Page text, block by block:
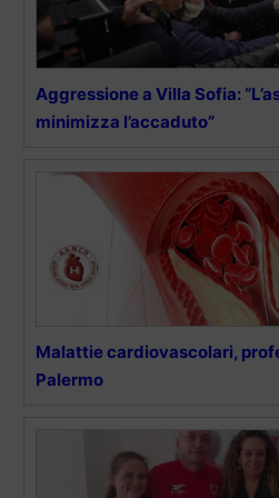
Aggressione a Villa Sofia:
minimizza l’accaduto”
Malattie cardiovascolari,
Palermo